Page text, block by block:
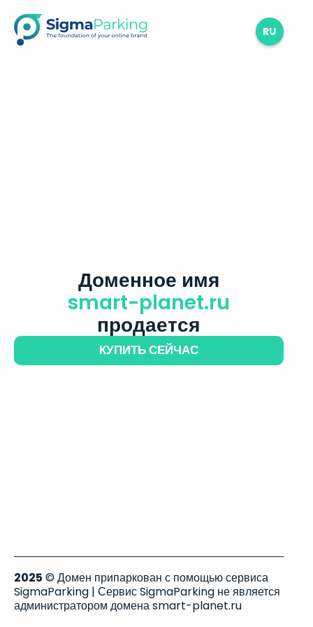
RU
Доменное имя
smart-planet.ru
продается
КУПИТЬ СЕЙЧАС
2025 © Домен припаркован с помощью сервиса
SigmaParking | Сервис SigmaParking не является
администратором домена smart-planet.ru